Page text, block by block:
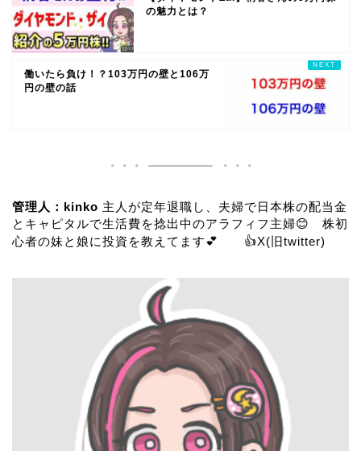
の魅力とは？
働いたら負け！？103万円の壁と106万
円の壁の話
管理人：kinko 主人が定年退職し、夫婦で日本株の配当金
とキャピタルで生活費を捻出中のアラフィフ主婦😊 株初
心者の妹と娘に投資を教えてます💕 👍X(旧twitter)